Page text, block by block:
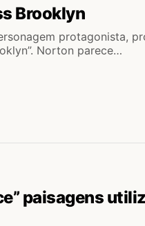
Brooklyn
protagonista,
Norton parece…
paisagens